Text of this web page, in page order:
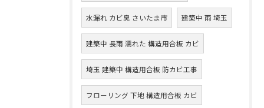
水漏れ カビ臭 さいたま市 建築中 雨 埼玉
建築中 長雨 濡れた 構造用合板 カビ
埼玉 建築中 構造用合板 防カビ工事
フローリング 下地 構造用合板 カビ